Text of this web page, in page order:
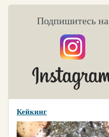
Подпишитесь на
Кейкинг